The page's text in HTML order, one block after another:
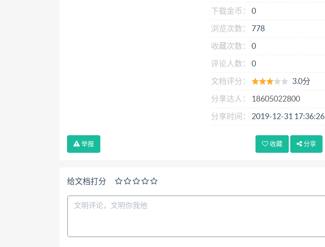
下载金币：
0
浏览次数：
778
收藏次数：
0
评论人数：
0
文档评分：
3.0分
分享达人：
18605022800
分享时间：
2019-12-31 17:36:26
举报 收藏 分享
给文档打分